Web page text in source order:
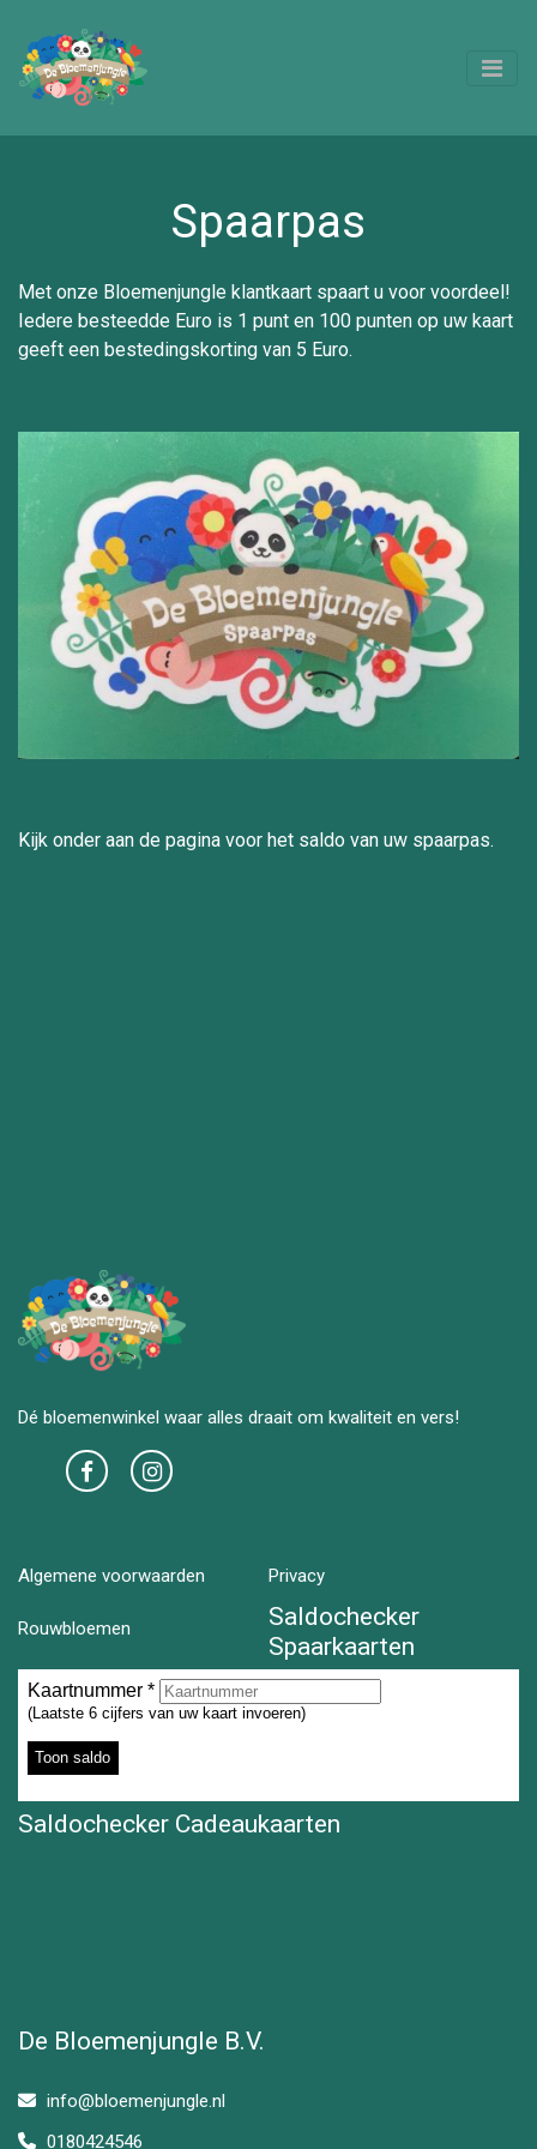
Spaarpas
Met onze Bloemenjungle klantkaart spaart u voor voordeel!
Iedere besteedde Euro is 1 punt en 100 punten op uw kaart
geeft een bestedingskorting van 5 Euro.
Kijk onder aan de pagina voor het saldo van uw spaarpas.
Dé bloemenwinkel waar alles draait om kwaliteit en vers!
Algemene voorwaarden Privacy
Rouwbloemen
Saldochecker
Spaarkaarten
Saldochecker Cadeaukaarten
De Bloemenjungle B.V.
info@bloemenjungle.nl
0180424546